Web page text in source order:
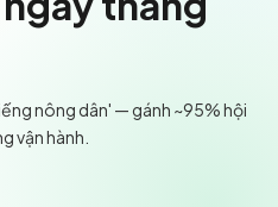
nông dân' — gánh ~95% hội
vận hành.